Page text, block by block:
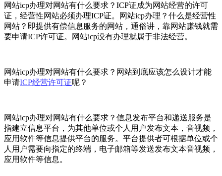
网站icp办理对网站有什么要求？ICP证成为网站经营的许可
证，经营性网站必须办理ICP证。网站icp办理？什么是经营性
网站？即提供有偿信息服务的网站，通俗讲，靠网站赚钱就需
要申请ICP许可证。网站icp没有办理就属于非法经营。
网站icp办理对网站有什么要求？网站到底应该怎么设计才能
申请ICP经营许可证呢？
网站icp办理对网站有什么要求？信息发布平台和递送服务是
指建立信息平台，为其他单位或个人用户发布文本，音视频，
应用软件等信息提供平台的服务。平台提供者可根据单位或个
人用户需要向指定的终端，电子邮箱等发送发布文本音视频，
应用软件等信息。